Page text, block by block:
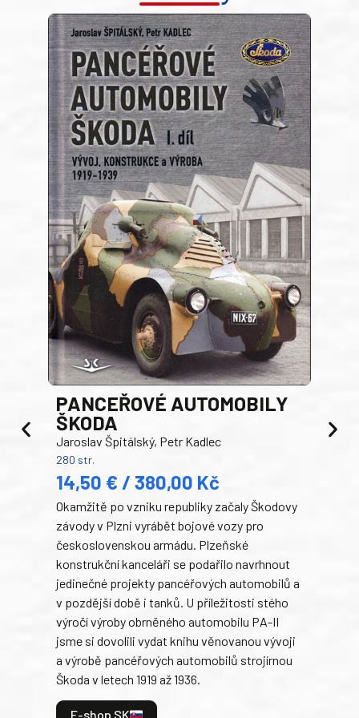
PANCEŘOVÉ AUTOMOBILY
ŠKODA
Jaroslav Špitálský, Petr Kadlec
280 str.
14,50 € / 380,00 Kč
Okamžitě po vzniku republiky začaly Škodovy
závody v Plzni vyrábět bojové vozy pro
československou armádu. Plzeňské
konstrukční kanceláři se podařilo navrhnout
jedinečné projekty pancéřových automobilů a
v pozdější době i tanků. U příležitosti stého
výročí výroby obrněného automobilu PA-II
jsme si dovolili vydat knihu věnovanou vývoji
a výrobě pancéřových automobilů strojírnou
Škoda v letech 1919 až 1936.
E-shop SK